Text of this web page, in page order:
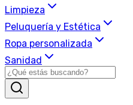
Limpieza
Peluquería y Estética
Ropa personalizada
Sanidad